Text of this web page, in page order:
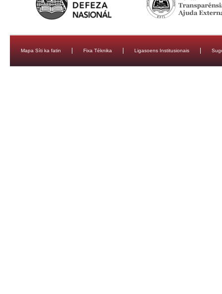
Mapa Síti ka fatin Fixa Téknika Ligasoens Institusionais